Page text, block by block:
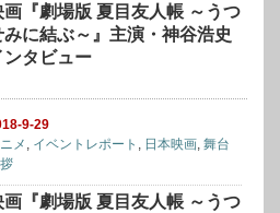
画『劇場版 夏目友人帳 ～うつ
みに結ぶ～』主演・神谷浩史
ンタビュー
9-29
メ , イベントレポート , 日本映画,舞台
画『劇場版 夏目友人帳 ～うつ